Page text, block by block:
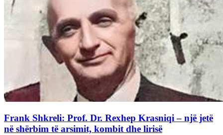
Frank Shkreli: Prof. Dr. Rexhep Krasniqi – një jetë
në shërbim të arsimit, kombit dhe lirisë